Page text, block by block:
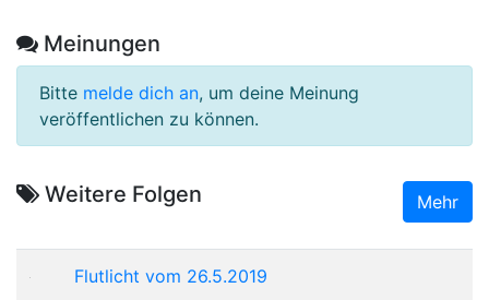
Meinungen
Bitte melde dich an, um deine Meinung
veröffentlichen zu können.
Weitere Folgen Mehr
Flutlicht vom 26.5.2019